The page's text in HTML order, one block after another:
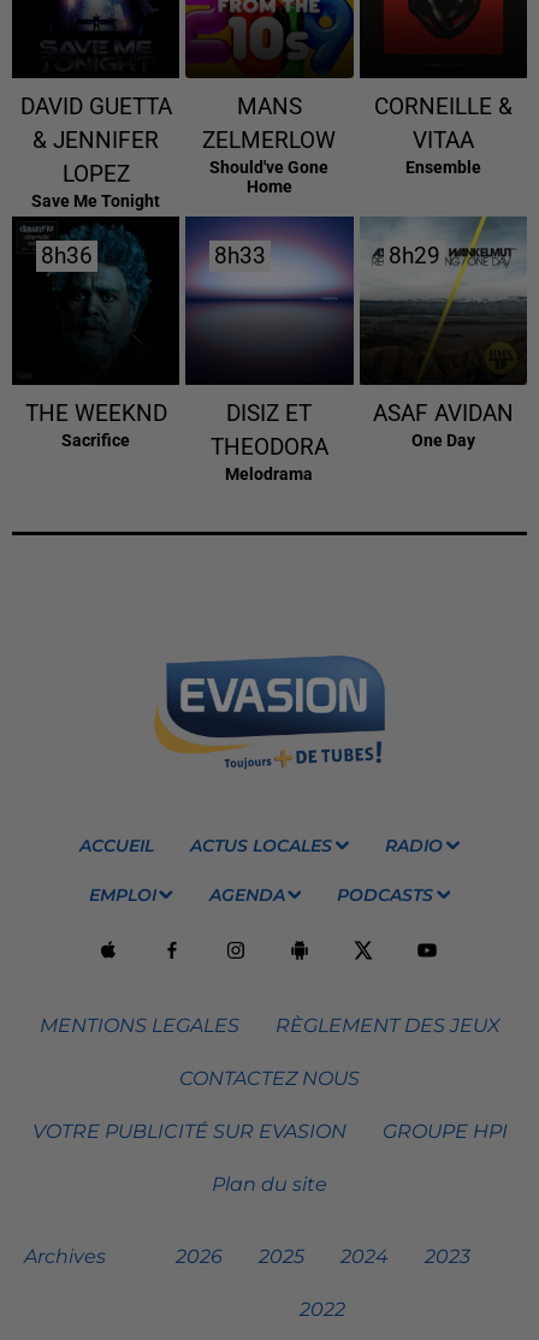
DAVID GUETTA
& JENNIFER
LOPEZ
Save Me Tonight
MANS
ZELMERLOW
Should've Gone
Home
CORNEILLE &
VITAA
Ensemble
8h36
8h36
THE WEEKND
Sacrifice
8h33
8h33
DISIZ ET
THEODORA
Melodrama
8h29
8h29
ASAF AVIDAN
One Day
ACCUEIL ACTUS LOCALES RADIO
EMPLOI AGENDA PODCASTS
MENTIONS LEGALES RÈGLEMENT DES JEUX
CONTACTEZ NOUS
VOTRE PUBLICITÉ SUR EVASION GROUPE HPI
Plan du site
Archives 2026 2025 2024 2023
2022